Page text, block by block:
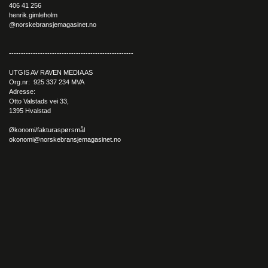
406 41 256
henrik.gimleholm
@norskebransjemagasinet.no
----------------------------------------------------
UTGIS AV RAVEN MEDIA AS
Org.nr: 925 337 234 MVA
Adresse:
Otto Valstads vei 33,
1395 Hvalstad
Økonomi/fakturaspørsmål
okonomi@norskebransjemagasinet.no